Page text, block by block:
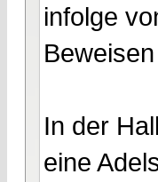
infolge
In der
eine